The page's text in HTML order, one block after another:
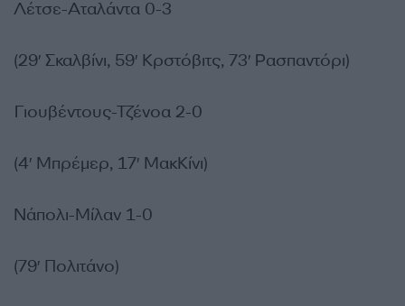
Λέτσε-Αταλάντα 0-3
(29′ Σκαλβίνι, 59′ Κρστόβιτς, 73′ Ρασπαντόρι)
Γιουβέντους-Τζένοα 2-0
(4′ Μπρέμερ, 17′ ΜακΚίνι)
Νάπολι-Μίλαν 1-0
(79′ Πολιτάνο)